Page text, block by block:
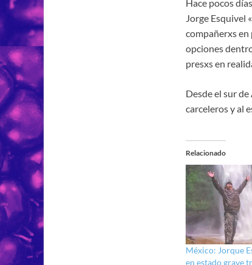
Hace pocos
Jorge Esquivel
compañerxs en
opciones
presxs en
Desde el sur
carceleros y al
Relacionado
México: Jorque
en estado grave